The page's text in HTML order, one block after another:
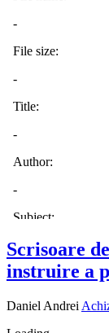
Scrisoare
instruire a
Daniel Andrei